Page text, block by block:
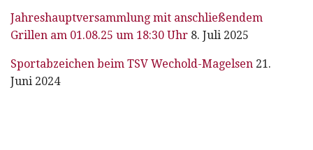
Jahreshauptversammlung mit anschließendem
Grillen am 01.08.25 um 18:30 Uhr 8. Juli 2025
Sportabzeichen beim TSV Wechold-Magelsen 21.
Juni 2024